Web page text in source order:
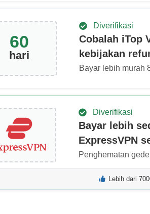
60
hari
Diverifikasi
Cobalah iTop
kebijakan
Bayar lebih murah
Diverifikasi
Bayar lebih
ExpressVPN
Penghematan
Lebih dari